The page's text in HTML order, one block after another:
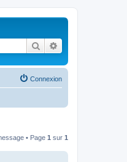
Rechercher
Connexion
• Page 1 sur 1